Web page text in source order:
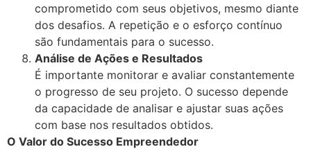
comprometido com seus objetivos, mesmo diante
dos desafios. A repetição e o esforço contínuo
são fundamentais para o sucesso.
Análise de Ações e Resultados
É importante monitorar e avaliar constantemente
o progresso de seu projeto. O sucesso depende
da capacidade de analisar e ajustar suas ações
com base nos resultados obtidos.
O Valor do Sucesso Empreendedor